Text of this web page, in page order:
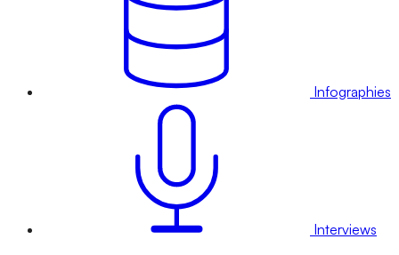
Infographies
Interviews